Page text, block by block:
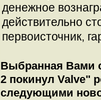
денежное
действительно
первоисточник,
Выбранная Вами
2 покинул Valve"
следующими